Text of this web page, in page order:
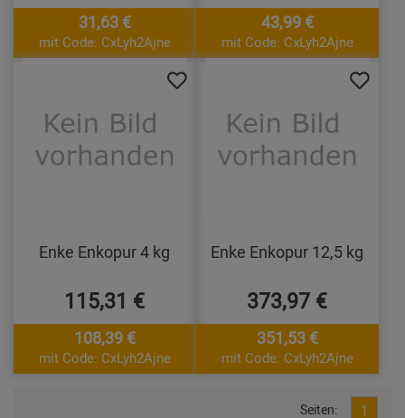
31,63 €
mit Code: CxLyh2Ajne
43,99 €
mit Code: CxLyh2Ajne
Enke Enkopur 4 kg
115,31 €
108,39 €
mit Code: CxLyh2Ajne
Enke Enkopur 12,5 kg
373,97 €
351,53 €
mit Code: CxLyh2Ajne
Seiten: 1